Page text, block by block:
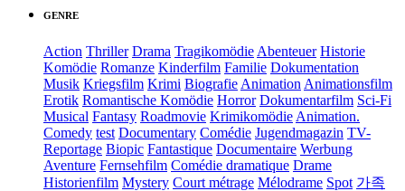
GENRE
Action Thriller Drama Tragikomödie Abenteuer Historie
Komödie Romanze Kinderfilm Familie Dokumentation
Musik Kriegsfilm Krimi Biografie Animation Animationsfilm
Erotik Romantische Komödie Horror Dokumentarfilm Sci-Fi
Musical Fantasy Roadmovie Krimikomödie Animation.
Comedy test Documentary Comédie Jugendmagazin TV-
Reportage Biopic Fantastique Documentaire Werbung
Aventure Fernsehfilm Comédie dramatique Drame
Historienfilm Mystery Court métrage Mélodrame Spot 가족